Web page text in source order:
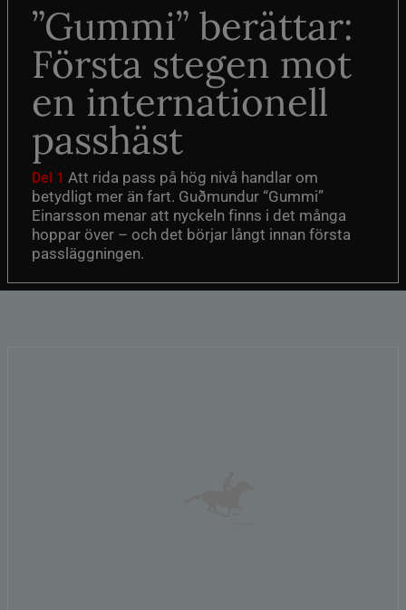
”Gummi” berättar:
Första stegen mot
en internationell
passhäst
Del 1 Att rida pass på hög nivå handlar om
betydligt mer än fart. Guðmundur “Gummi”
Einarsson menar att nyckeln finns i det många
hoppar över – och det börjar långt innan första
passläggningen.